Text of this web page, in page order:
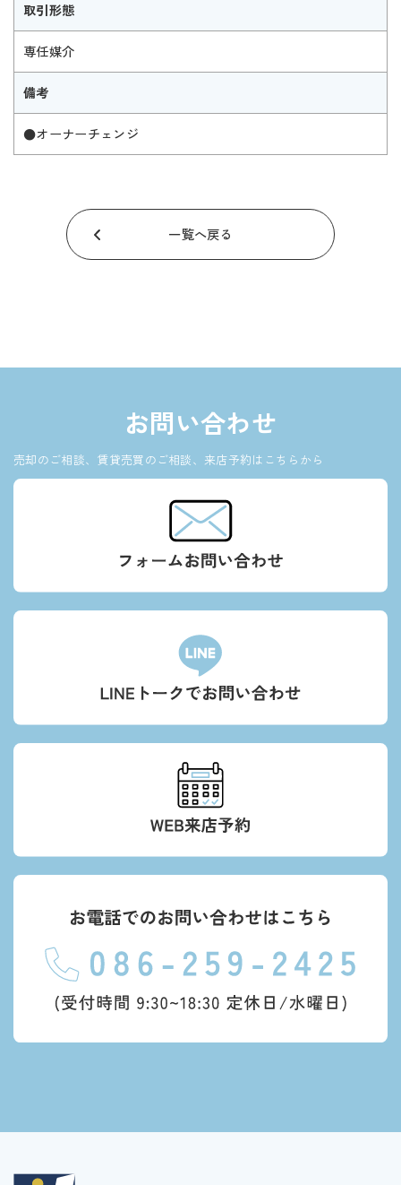
取引形態
専任媒介
備考
●オーナーチェンジ
一覧へ戻る
お問い合わせ
売却のご相談、賃貸売買のご相談、来店予約はこちらから